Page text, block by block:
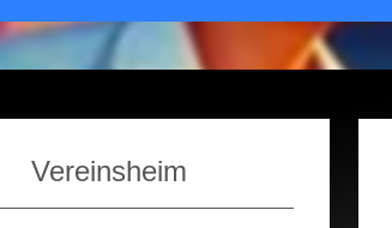
Vereinsheim